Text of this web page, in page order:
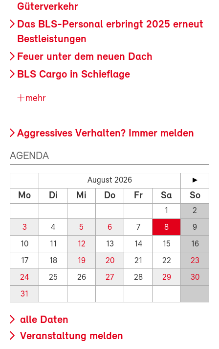
Güterverkehr
Das BLS-Personal erbringt 2025 erneut
Bestleistungen
Feuer unter dem neuen Dach
BLS Cargo in Schieflage
mehr
Aggressives Verhalten? Immer melden
AGENDA
August 2026
Mo Di Mi Do Fr Sa So
1
2
3
4 5 6 7 8
9
10
11 12 13 14 15
16
17
18 19 20 21 22
23
24
25 26 27 28 29
30
31
alle Daten
Veranstaltung melden